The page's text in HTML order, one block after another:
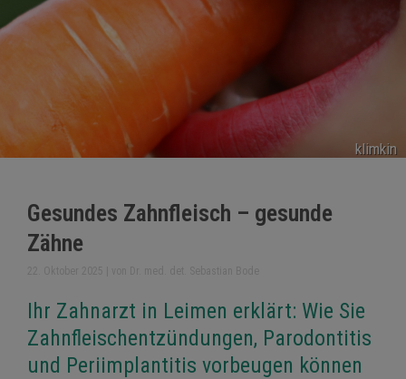
klimkin
Gesundes Zahnfleisch – gesunde
Zähne
Ihr Zahnarzt in Leimen erklärt: Wie Sie
Zahnfleischentzündungen, Parodontitis
und Periimplantitis vorbeugen können